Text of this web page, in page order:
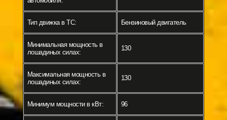
Тип движка в ТС: Бензиновый двигатель
Минимальная мощность в
лошадиных силах:
130
Максимальная мощность в
лошадиных силах:
130
Минимум мощности в кВт: 96